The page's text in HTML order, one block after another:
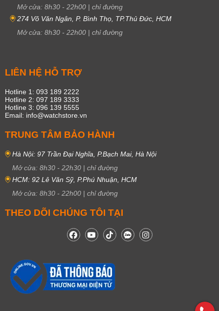
Mở cửa: 8h30 - 22h00 | chỉ đường
274 Võ Văn Ngân, P. Bình Thọ, TP.Thủ Đức, HCM
Mở cửa: 8h30 - 22h00 | chỉ đường
LIÊN HỆ HỖ TRỢ
Hotline 1: 093 189 2222
Hotline 2: 097 189 3333
Hotline 3: 096 139 5555
Email: info@watchstore.vn
TRUNG TÂM BẢO HÀNH
Hà Nội: 97 Trần Đại Nghĩa, P.Bạch Mai, Hà Nội
Mở cửa: 8h30 - 22h30 | chỉ đường
HCM: 92 Lê Văn Sỹ, P.Phú Nhuận, HCM
Mở cửa: 8h30 - 22h00 | chỉ đường
THEO DÕI CHÚNG TÔI TẠI